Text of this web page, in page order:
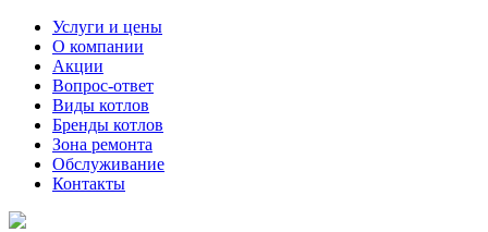
Услуги и цены
О компании
Акции
Вопрос-ответ
Виды котлов
Бренды котлов
Зона ремонта
Обслуживание
Контакты